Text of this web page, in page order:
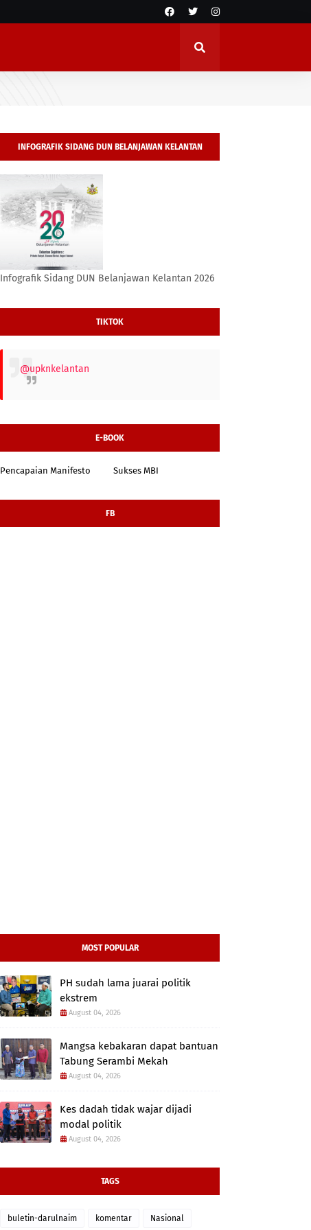
INFOGRAFIK SIDANG DUN BELANJAWAN KELANTAN
2026
Infografik Sidang DUN Belanjawan Kelantan 2026
TIKTOK
@upknkelantan
E-BOOK
Pencapaian Manifesto Sukses MBI
FB
MOST POPULAR
PH sudah lama juarai politik
ekstrem
August 04, 2026
Mangsa kebakaran dapat bantuan
Tabung Serambi Mekah
August 04, 2026
Kes dadah tidak wajar dijadi
modal politik
August 04, 2026
TAGS
buletin-darulnaim komentar Nasional